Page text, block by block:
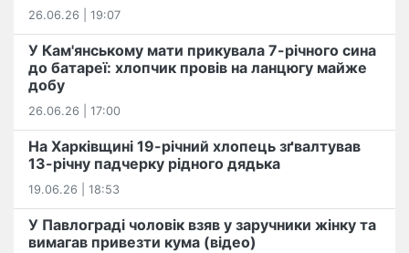
26.06.26 | 19:07
У Кам'янському мати прикувала 7-річного сина
до батареї: хлопчик провів на ланцюгу майже
добу
26.06.26 | 17:00
На Харківщині 19-річний хлопець​ ️зґвалтував
13-річну падчерку рідного дядька
19.06.26 | 18:53
У Павлограді чоловік взяв у заручники жінку та
вимагав привезти кума (відео)